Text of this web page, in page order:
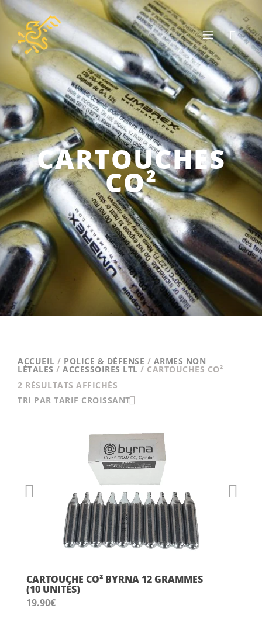
CARTOUCHES
CO²
ACCUEIL / POLICE & DÉFENSE / ARMES NON
LÉTALES / ACCESSOIRES LTL / CARTOUCHES CO²
2 RÉSULTATS AFFICHÉS
PAR
CROISSANT
TRI PAR TARIF CROISSANT
CARTOUCHE CO² BYRNA 12 GRAMMES
(10 UNITÉS)
19.90€